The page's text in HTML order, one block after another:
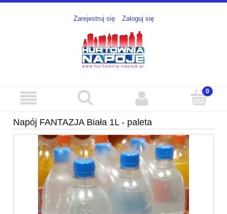
Zarejestruj się Zaloguj się
Napój FANTAZJA Biała 1L - paleta